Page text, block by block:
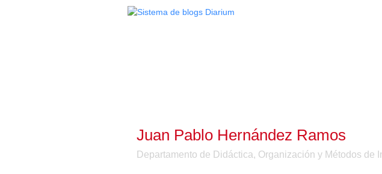
Juan Pablo Hernández Ramos
Departamento de Didáctica, Organización y Métodos de